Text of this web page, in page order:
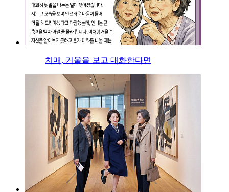
치매, 거울을 보고 대화한다면